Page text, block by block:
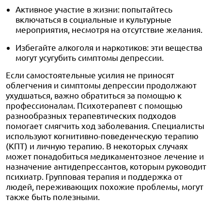
Активное участие в жизни: попытайтесь
включаться в социальные и культурные
мероприятия, несмотря на отсутствие желания.
Избегайте алкоголя и наркотиков: эти вещества
могут усугубить симптомы депрессии.
Если самостоятельные усилия не приносят
облегчения и симптомы депрессии продолжают
ухудшаться, важно обратиться за помощью к
профессионалам. Психотерапевт с помощью
разнообразных терапевтических подходов
помогает смягчить ход заболевания. Специалисты
используют когнитивно-поведенческую терапию
(КПТ) и личную терапию. В некоторых случаях
может понадобиться медикаментозное лечение и
назначение антидепрессантов, которым руководит
психиатр. Групповая терапия и поддержка от
людей, переживающих похожие проблемы, могут
также быть полезными.